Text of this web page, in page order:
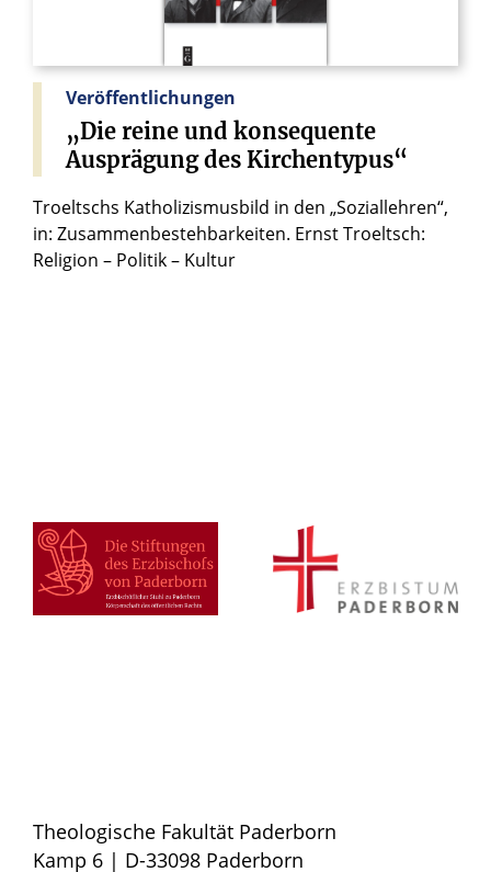
Veröffentlichungen
„Die reine und konsequente
Ausprägung des Kirchentypus“
Troeltschs Katholizismusbild in den „Soziallehren“,
in: Zusammenbestehbarkeiten. Ernst Troeltsch:
Religion – Politik – Kultur
Theologische Fakultät Paderborn
Kamp 6 | D-33098 Paderborn